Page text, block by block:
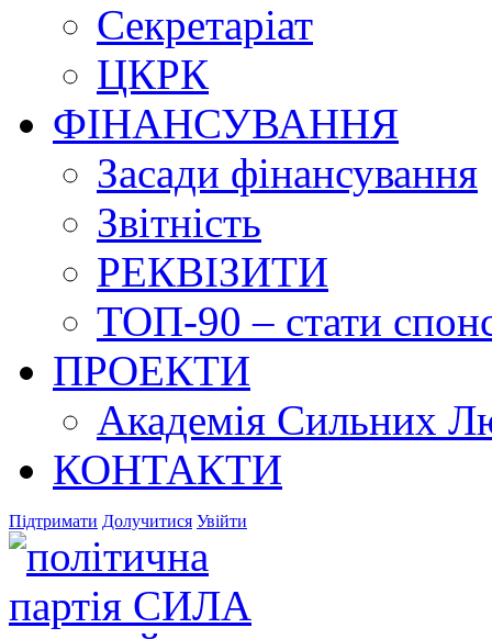
Секретаріат
ЦКРК
ФІНАНСУВАННЯ
Засади фінансування
Звітність
РЕКВІЗИТИ
ТОП-90 – стати
ПРОЕКТИ
Академія Сильних
КОНТАКТИ
Підтримати Долучитися Увійти